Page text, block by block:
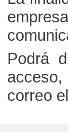
Podrá
correo